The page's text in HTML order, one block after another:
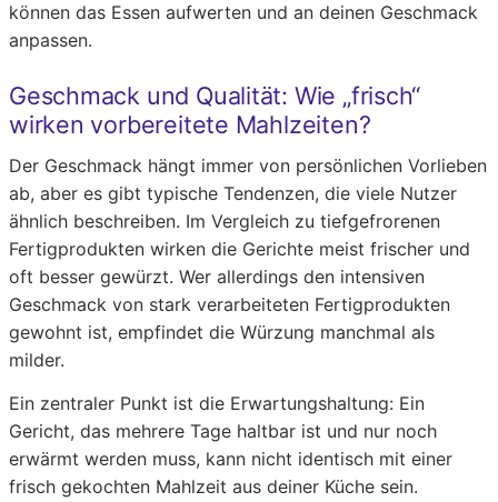
können das Essen aufwerten und an deinen Geschmack
anpassen.
Geschmack und Qualität: Wie „frisch“
wirken vorbereitete Mahlzeiten?
Der Geschmack hängt immer von persönlichen Vorlieben
ab, aber es gibt typische Tendenzen, die viele Nutzer
ähnlich beschreiben. Im Vergleich zu tiefgefrorenen
Fertigprodukten wirken die Gerichte meist frischer und
oft besser gewürzt. Wer allerdings den intensiven
Geschmack von stark verarbeiteten Fertigprodukten
gewohnt ist, empfindet die Würzung manchmal als
milder.
Ein zentraler Punkt ist die Erwartungshaltung: Ein
Gericht, das mehrere Tage haltbar ist und nur noch
erwärmt werden muss, kann nicht identisch mit einer
frisch gekochten Mahlzeit aus deiner Küche sein.